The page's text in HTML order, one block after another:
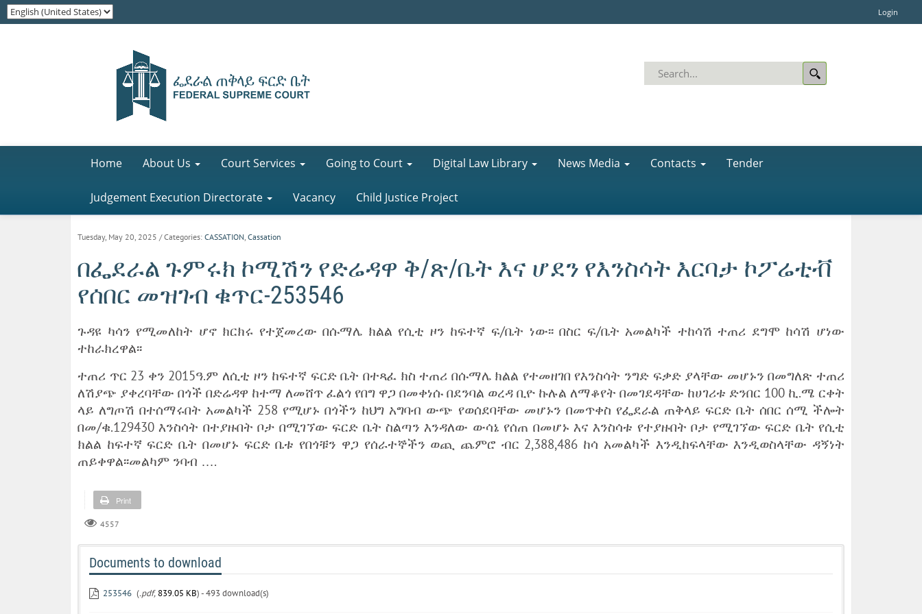
Login
Home About Us Court Services Going to Court Digital Law Library News Media Contacts Tender
Judgement Execution Directorate Vacancy Child Justice Project
Tuesday, May 20, 2025 / Categories: CASSATION, Cassation
በፌደራል ጉምሩክ ኮሚሽን የድሬዳዋ ቅ/ጽ/ቤት እና ሆደን የእንስሳት እርባታ ኮፖሬቲቭ
የሰበር መዝገብ ቁጥር-253546
ጉዳዩ ካሳን የሚመለከት ሆኖ ክርክሩ የተጀመረው በሱማሌ ክልል የሲቲ ዞን ከፍተኛ ፍ/ቤት ነው፡፡ በስር ፍ/ቤት አመልካች ተከሳሽ ተጠሪ ደግሞ ከሳሽ ሆነው
ተከራክረዋል፡፡
ተጠሪ ጥር 23 ቀን 2015ዓ.ም ለሲቲ ዞን ከፍተኛ ፍርድ ቤት በተጻፈ ክስ ተጠሪ በሱማሌ ክልል የተመዘገበ የእንስሳት ንግድ ፍቃድ ያላቸው መሆኑን በመግለጽ ተጠሪ
ለሽያጭ ያቀረባቸው በጎች በድሬዳዋ ከተማ ለመሸጥ ፈልጎ የበግ ዋጋ በመቀነሱ በደንባል ወረዳ ቢዮ ኩሉል ለማቆየት በመገደዳቸው ከሀገሪቱ ድንበር 100 ኪ.ሜ ርቀት
ላይ ለግጦሽ በተሰማሩበት አመልካች 258 የሚሆኑ በጎችን ከህግ አግባብ ውጭ የወሰደባቸው መሆኑን በመጥቀስ የፌደራል ጠቅላይ ፍርድ ቤት ሰበር ሰሚ ችሎት
በመ/ቁ.129430 እንስሳት በተያዙበት ቦታ በሚገኘው ፍርድ ቤት ስልጣን እንዳለው ውሳኔ የሰጠ በመሆኑ እና እንስሳቱ የተያዙበት ቦታ የሚገኘው ፍርድ ቤት የሲቲ
ክልል ከፍተኛ ፍርድ ቤት በመሆኑ ፍርድ ቤቱ የበጎቹን ዋጋ የሰራተኞችን ወጪ ጨምሮ ብር 2,388,486 ከሳ አመልካች እንዲከፍላቸው እንዲወስላቸው ዳኝነት
ጠይቀዋል፡፡መልካም ንባብ ….
Print
4557
Documents to download
253546 (.pdf, 839.05 KB) - 493 download(s)